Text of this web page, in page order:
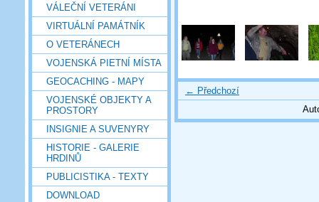
VÁLEČNÍ VETERÁNI
VIRTUÁLNÍ PAMÁTNÍK
O VETERÁNECH
VOJENSKÁ PIETNÍ MÍSTA
GEOCACHING - MAPY
VOJENSKÉ OBJEKTY A
PROSTORY
INSIGNIE A SUVENYRY
HISTORIE - GALERIE
HRDINŮ
PUBLICISTIKA - TEXTY
DOWNLOAD
← Předchozí